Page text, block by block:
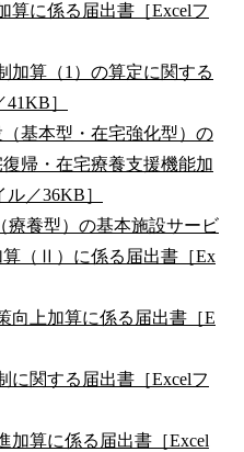
算に係る届出書［Excelフ
加算（1）の算定に関する
］
基本型・在宅強化型）の
帰・在宅療養支援機能加
／36KB］
療養型）の基本施設サービ
算（Ⅱ）に係る届出書［Ex
向上加算に係る届出書［E
に関する届出書［Excelフ
加算に係る届出書［Excel